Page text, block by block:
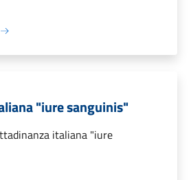
"iure sanguinis"
italiana "iure